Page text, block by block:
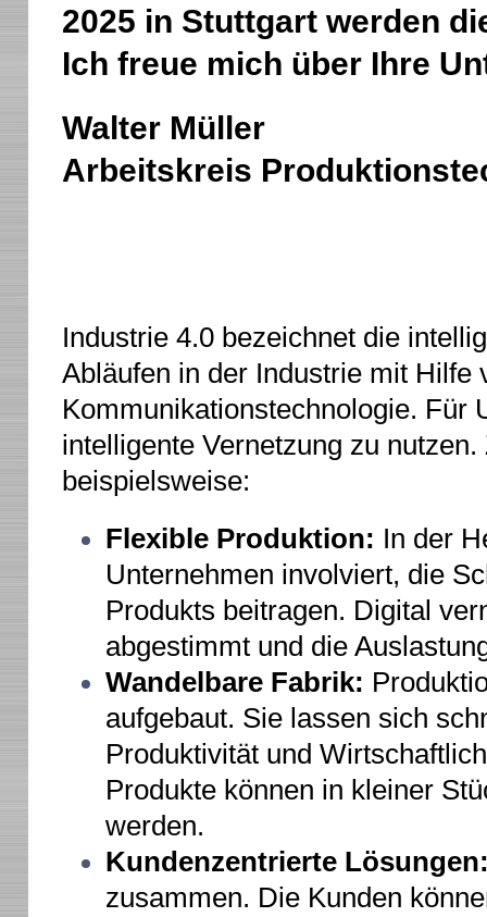
2025 in Stuttgart werden
Ich freue mich über Ihre
Walter Müller
Arbeitskreis
Industrie 4.0 bezeichnet die
Abläufen in der Industrie mit Hilfe
Kommunikationstechnologie. Für
intelligente Vernetzung zu
beispielsweise:
Flexible Produktion: In der
Unternehmen involviert, die
Produkts beitragen. Digital
abgestimmt und die
Wandelbare Fabrik:
aufgebaut. Sie lassen sich
Produktivität und
Produkte können in kleiner
werden.
Kundenzentrierte
zusammen. Die Kunden